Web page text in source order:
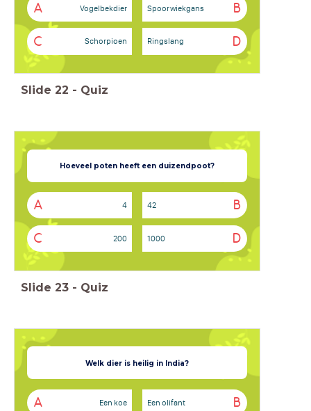
A Vogelbekdier B
Spoorwiekgans
C Schorpioen D
Ringslang
Slide 22 - Quiz
Hoeveel poten heeft een duizendpoot?
A 4 B
42
C 200 D
1000
Slide 23 - Quiz
Welk dier is heilig in India?
A Een koe B
Een olifant